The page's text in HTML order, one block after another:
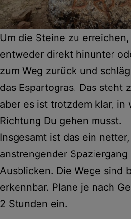
Um die Steine zu
entweder direkt hinunter
zum Weg zurück und
das Espartogras. Das steht
aber es ist trotzdem klar, in
Richtung Du gehen musst.
Insgesamt ist das ein
anstrengender Spaziergang
Ausblicken. Die Wege sind
erkennbar. Plane je nach
2 Stunden ein.